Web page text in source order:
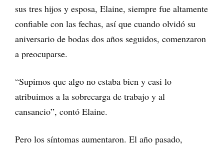
sus tres hijos y esposa, Elaine, siempre fue altamente
confiable con las fechas, así que cuando olvidó su
aniversario de bodas dos años seguidos, comenzaron
a preocuparse.
“Supimos que algo no estaba bien y casi lo
atribuimos a la sobrecarga de trabajo y al
cansancio”, contó Elaine.
Pero los síntomas aumentaron. El año pasado,